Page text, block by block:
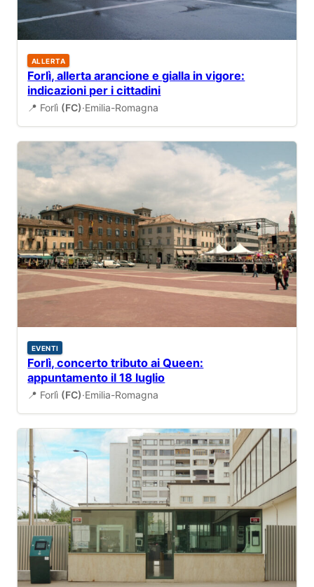
ALLERTA
Forlì, allerta arancione e gialla in vigore:
indicazioni per i cittadini
📍 Forlì (FC)·Emilia-Romagna
EVENTI
Forlì, concerto tributo ai Queen:
appuntamento il 18 luglio
📍 Forlì (FC)·Emilia-Romagna